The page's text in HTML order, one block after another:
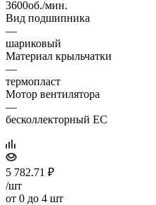
3600об./мин.
Вид подшипника
—
шариковый
Материал крыльчатки
—
термопласт
Мотор вентилятора
—
бесколлекторный EC
5 782.71 ₽
/шт
от 0 до 4 шт